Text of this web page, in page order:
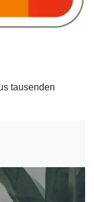
tausenden